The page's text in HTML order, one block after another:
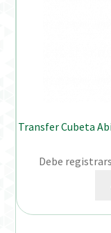
Transfer Cubeta
Debe